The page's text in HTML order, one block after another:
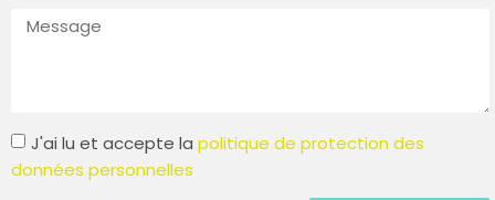
J'ai lu et accepte la politique de protection des
données personnelles